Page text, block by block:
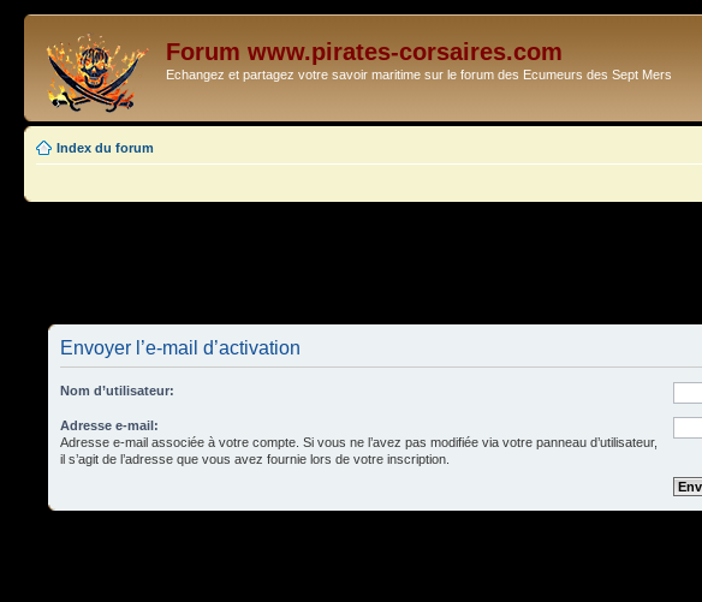
Forum www.pirates-corsaires.com
Echangez et partagez votre savoir maritime sur le forum des Ecumeurs des Sept Mers
Index du forum
Envoyer l’e-mail d’activation
Nom d’utilisateur:
Adresse e-mail:
Adresse e-mail associée à votre compte. Si vous ne l’avez pas modifiée via votre panneau d’utilisateur,
il s’agit de l’adresse que vous avez fournie lors de votre inscription.